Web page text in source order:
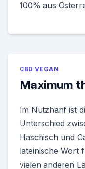
100% aus
CBD VEGAN
Maximum
Im Nutzhanf ist
Unterschied
Haschisch und
lateinische Wort
vielen anderen